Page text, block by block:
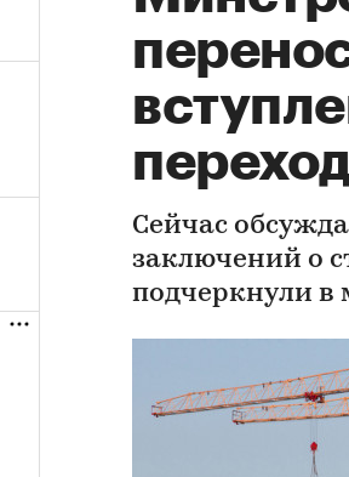
Сейчас
заключений о
подчеркнули в